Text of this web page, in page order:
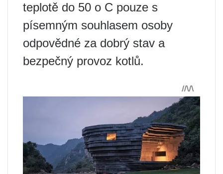
teplotě do 50 o C pouze s
písemným souhlasem osoby
odpovědné za dobrý stav a
bezpečný provoz kotlů.